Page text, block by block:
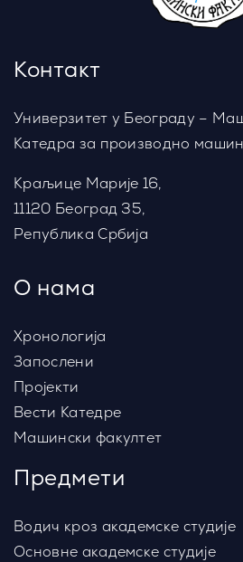
Контакт
Универзитет у Београду –
Катедра за производно
Краљице Марије 16,
11120 Београд 35,
Република Србија
О нама
Хронологија
Запослени
Пројекти
Вести Катедре
Машински факултет
Предмети
Водич кроз академске студије
Основне академске студије